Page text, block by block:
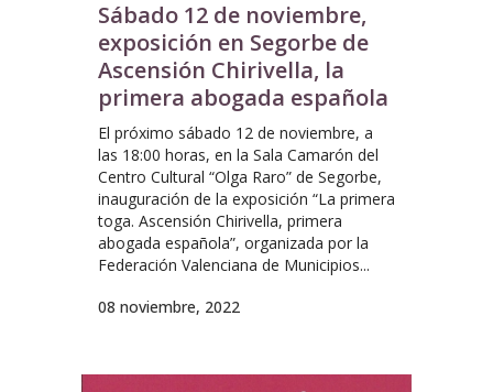
Sábado 12 de noviembre,
exposición en Segorbe de
Ascensión Chirivella, la
primera abogada española
El próximo sábado 12 de noviembre, a
las 18:00 horas, en la Sala Camarón del
Centro Cultural “Olga Raro” de Segorbe,
inauguración de la exposición “La primera
toga. Ascensión Chirivella, primera
abogada española”, organizada por la
Federación Valenciana de Municipios...
08 noviembre, 2022